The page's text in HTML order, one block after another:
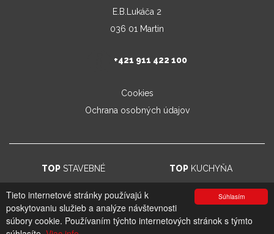
Súhlasím
Tieto internetové stránky používajú k
poskytovaniu služieb a analýze návštevnosti
súbory cookie. Používaním týchto internetových stránok s týmto
E.B.Lukáča 2
036 01 Martin
+421 911 422 100
Cookies
Ochrana osobných údajov
TOPSTAVEBNÉ TOP KUCHYŇA
© 2026. UV GROUP s.r.o. | Created by CTS Europe s.r.o.